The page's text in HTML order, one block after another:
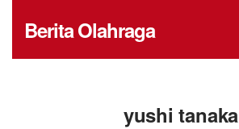
Berita Olahraga
yushi tanaka